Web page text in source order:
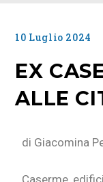
10 Luglio 2024
EX
ALLE
di Giacomina
Caserme,